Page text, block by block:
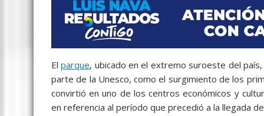
Elparque, ubicado en el extremo suroeste del
parte de la Unesco, como el surgimiento de los
convirtió en uno de los centros económicos y
en referencia al período que precedió a la llegada